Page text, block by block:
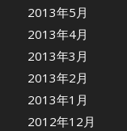
2013年5月
2013年4月
2013年3月
2013年2月
2013年1月
2012年12月